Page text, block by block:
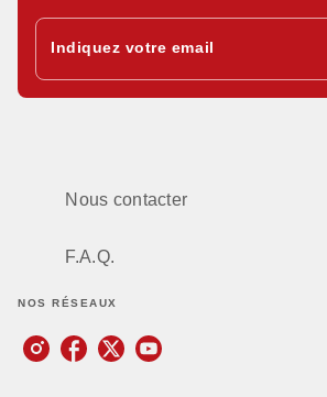
Indiquez votre email
Nous contacter
F.A.Q.
NOS RÉSEAUX